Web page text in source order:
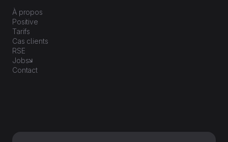
À propos
Positive
Tarifs
Cas clients
RSE
Jobs
Contact